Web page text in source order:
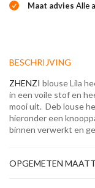
Maat advies Alle
BESCHRIJVING
ZHENZI blouse Lila
in een voile stof en
mooi uit. Deb louse
hieronder een
binnen verwerkt en
OPGEMETEN